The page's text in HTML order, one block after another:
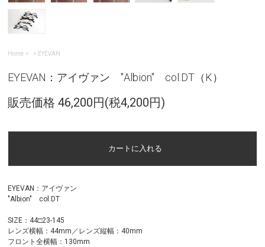
Home > EYEVAN
EYEVAN：アイヴァン "Albion" col.DT（K）
販売価格 46,200円(税4,200円)
EYEVAN：アイヴァン
"Albion" col.DT
SIZE：44□23-145
レンズ横幅：44mm／レンズ縦幅：40mm
フロント全横幅：130mm